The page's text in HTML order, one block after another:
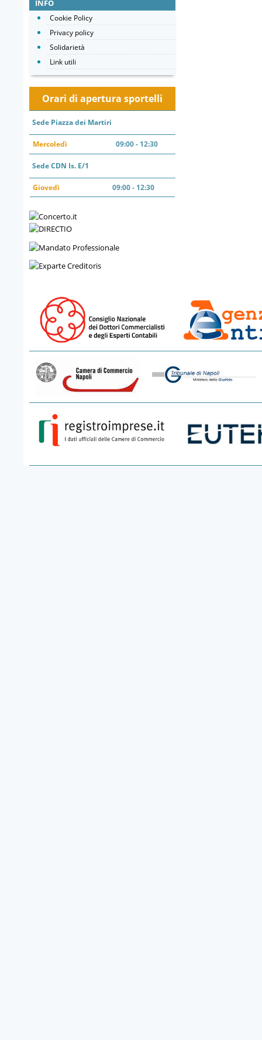
INFO
Cookie Policy
Privacy policy
Solidarietà
Link utili
Orari di apertura sportelli
Sede Piazza dei Martiri
Mercoledì 09:00 - 12:30
Sede CDN Is. E/1
Giovedì 09:00 - 12:30